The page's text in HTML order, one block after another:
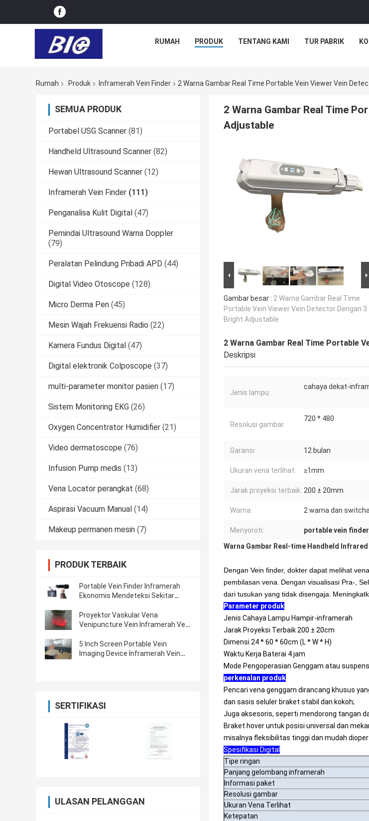
RUMAH PRODUK TENTANG KAMI TUR PABRIK
Rumah Produk Inframerah Vein Finder 2 Warna Gambar Real Time Portable Vein Viewer Vein
SEMUA PRODUK
Portabel USG Scanner (81)
Handheld Ultrasound Scanner (82)
Hewan Ultrasound Scanner (12)
Inframerah Vein Finder (111)
Penganalisa Kulit Digital (47)
Pemindai Ultrasound Warna Doppler
(79)
Peralatan Pelindung Pribadi APD (44)
Digital Video Otoscope (128)
Micro Derma Pen (45)
Mesin Wajah Frekuensi Radio (22)
Kamera Fundus Digital (47)
Digital elektronik Colposcope (37)
multi-parameter monitor pasien (17)
Sistem Monitoring EKG (26)
Oxygen Concentrator Humidifier (21)
Video dermatoscope (76)
Infusion Pump medis (13)
Vena Locator perangkat (68)
Aspirasi Vacuum Manual (14)
Makeup permanen mesin (7)
PRODUK TERBAIK
Portable Vein Finder Inframerah
Ekonomis Mendeteksi Sekitar
Tersedia
Proyektor Vaskular Vena
Venipuncture Vein Inframerah Vein
5 Inch Screen Portable Vein
Imaging Device Inframerah Vein
SERTIFIKASI
ULASAN PELANGGAN
2 Warna Gambar Real Time
Adjustable
Gambar besar : 2 Warna Gambar Real Time
Portable Vein Viewer Vein Detector Dengan 3
Bright Adjustable
2 Warna Gambar Real Time Portable
Deskripsi
Jenis lampu:
cahaya dekat-
Resolusi gambar:
720 * 480
Garansi: 12 bulan
Ukuran vena terlihat: ≥1mm
Jarak proyeksi terbaik: 200 ± 20mm
Warna: 2 warna dan
Menyoroti: portable vein finder
Warna Gambar Real-time Handheld
Dengan Vein finder, dokter dapat melihat
pembilasan vena. Dengan visualisasi Pra-,
dari tusukan yang tidak disengaja.
Parameter produk
Jenis Cahaya Lampu Hampir-inframerah
Jarak Proyeksi Terbaik 200 ± 20cm
Dimensi 24 * 60 * 60cm (L * W * H)
Waktu Kerja Baterai 4 jam
Mode Pengoperasian Genggam atau
perkenalan produk
Pencari vena genggam dirancang khusus
dan sasis seluler braket stabil dan kokoh;
Juga aksesoris, seperti mendorong tangan
Braket hover untuk posisi universal dan
misalnya fleksibilitas tinggi dan mudah
Spesifikasi Digital
Tipe ringan
Panjang gelombang inframerah
Informasi paket
Resolusi gambar
Ukuran Vena Terlihat
Ketepatan